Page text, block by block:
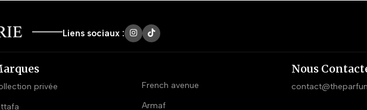
Liens sociaux :
privée
French avenue
Armaf
Nous